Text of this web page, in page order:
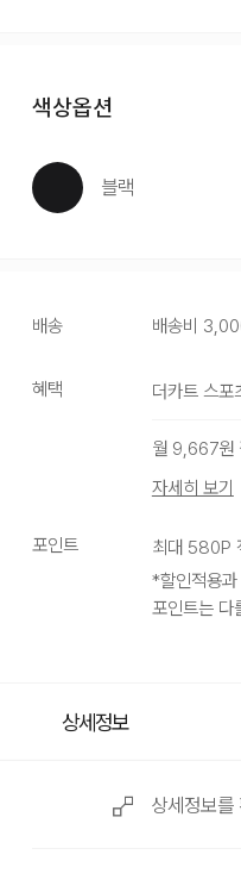
색상옵션
블랙
배송 배송비
혜택 더카트 스포
월 9,667원
자세히 보기
포인트 최대 580P
*할인적용
포인트는 다
상세정보
상세정보를